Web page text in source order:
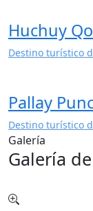
Huchuy
Destino turístico
Pallay
Destino turístico
Galería
Galería